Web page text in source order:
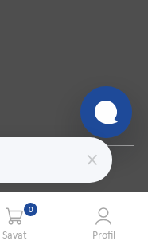
0
Savat Profil